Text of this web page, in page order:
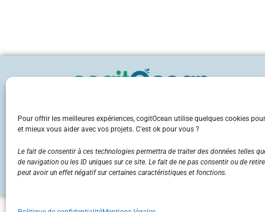
Pour offrir les meilleures expériences, cogitOcean utilise quelques cookies
et mieux vous aider avec vos projets. C'est ok pour vous ?
Le fait de consentir à ces technologies permettra de traiter des données telles
de navigation ou les ID uniques sur ce site. Le fait de ne pas consentir ou de
peut avoir un effet négatif sur certaines caractéristiques et fonctions.
Laisser un avis